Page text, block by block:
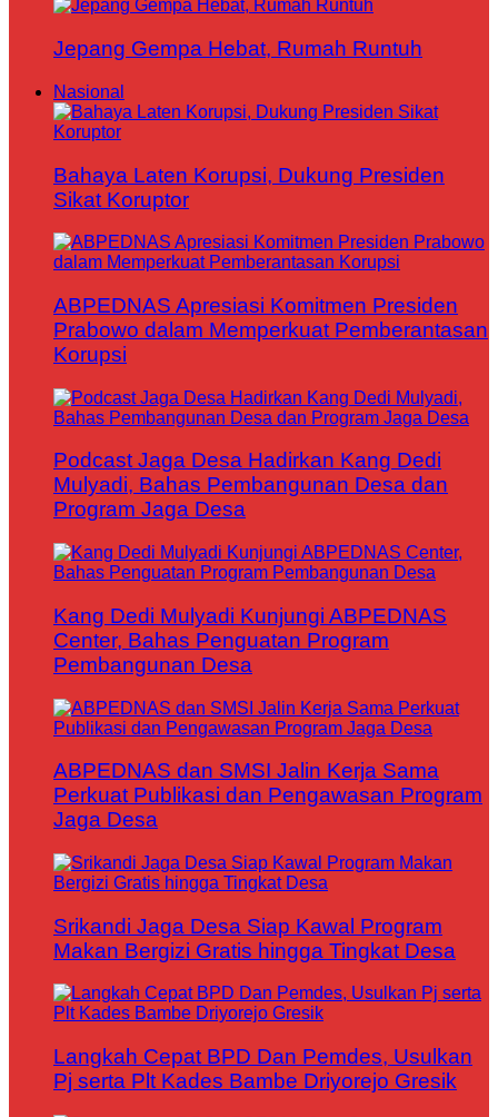
Jepang Gempa Hebat, Rumah Runtuh
Nasional
Bahaya Laten Korupsi, Dukung Presiden
Sikat Koruptor
ABPEDNAS Apresiasi Komitmen Presiden
Prabowo dalam Memperkuat Pemberantasan
Korupsi
Podcast Jaga Desa Hadirkan Kang Dedi
Mulyadi, Bahas Pembangunan Desa dan
Program Jaga Desa
Kang Dedi Mulyadi Kunjungi ABPEDNAS
Center, Bahas Penguatan Program
Pembangunan Desa
ABPEDNAS dan SMSI Jalin Kerja Sama
Perkuat Publikasi dan Pengawasan Program
Jaga Desa
Srikandi Jaga Desa Siap Kawal Program
Makan Bergizi Gratis hingga Tingkat Desa
Langkah Cepat BPD Dan Pemdes, Usulkan
Pj serta Plt Kades Bambe Driyorejo Gresik